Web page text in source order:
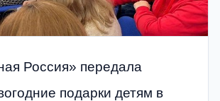
Россия» передала
подарки детям в